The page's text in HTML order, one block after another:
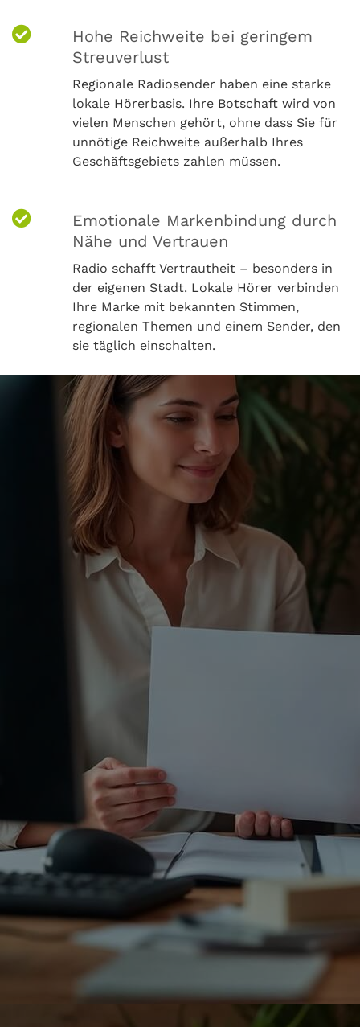
Hohe Reichweite bei geringem
Streuverlust
Regionale Radiosender haben eine starke
lokale Hörerbasis. Ihre Botschaft wird von
vielen Menschen gehört, ohne dass Sie für
unnötige Reichweite außerhalb Ihres
Geschäftsgebiets zahlen müssen.
Emotionale Markenbindung durch
Nähe und Vertrauen
Radio schafft Vertrautheit – besonders in
der eigenen Stadt. Lokale Hörer verbinden
Ihre Marke mit bekannten Stimmen,
regionalen Themen und einem Sender, den
sie täglich einschalten.